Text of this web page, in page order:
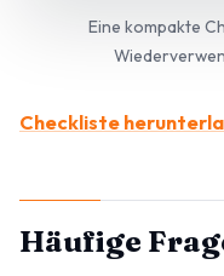
Eine kompakte
Checkliste
Häufige